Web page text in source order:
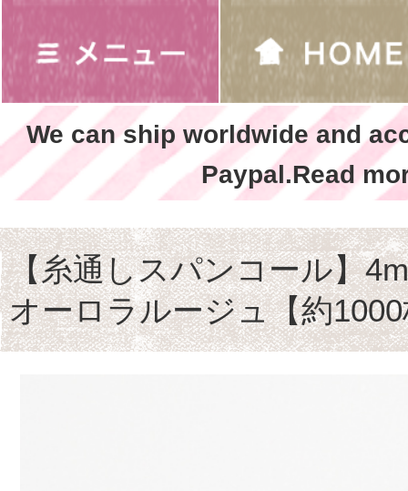
We can ship worldwide and
Paypal.Read
【糸通しスパンコール】
オーロラルージュ【約